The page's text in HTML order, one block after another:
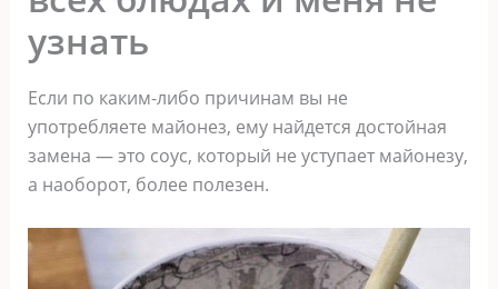
узнать
Если по каким-либо причинам вы не
употребляете майонез, ему найдется достойная
замена — это соус, который не уступает майонезу,
а наоборот, более полезен.